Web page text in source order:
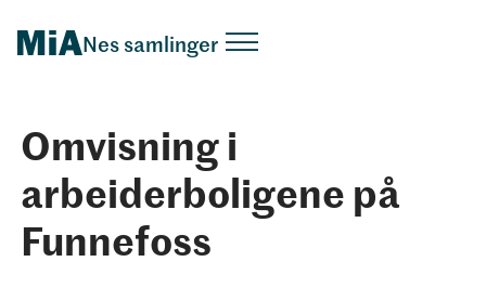
Nes samlinger
Omvisning i
arbeiderboligene på
Funnefoss